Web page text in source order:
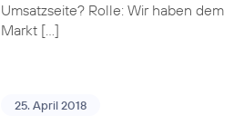
Umsatzseite? Rolle: Wir haben dem
Markt […]
25. April 2018